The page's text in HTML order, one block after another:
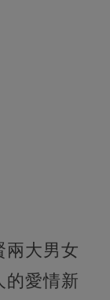
兩大男女
的愛情新